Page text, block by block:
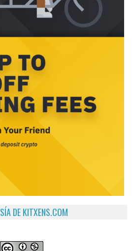
DE KITXENS.COM